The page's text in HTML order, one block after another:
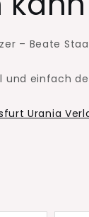
– Beate
und einfach
Urania